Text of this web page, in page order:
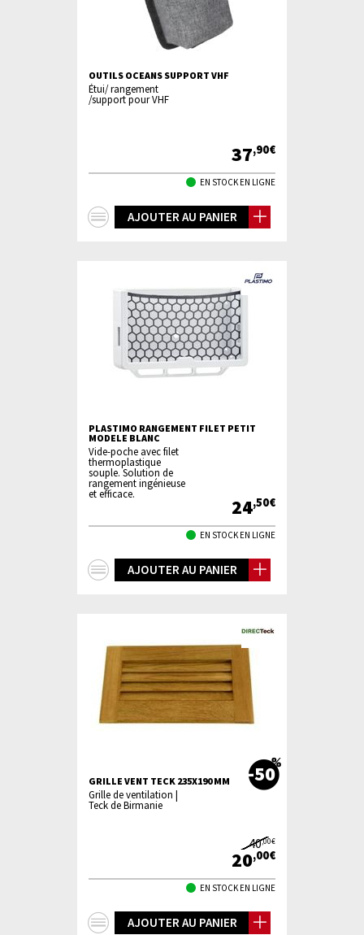
OUTILS OCEANS SUPPORT VHF
Étui/ rangement
/support pour VHF
37,90€
EN STOCK EN LIGNE
AJOUTER AU PANIER
PLASTIMO RANGEMENT FILET PETIT
MODELE BLANC
Vide-poche avec filet
thermoplastique
souple. Solution de
rangement ingénieuse
et efficace.
24,50€
EN STOCK EN LIGNE
AJOUTER AU PANIER
GRILLE VENT TECK 235X190 MM -50
Grille de ventilation |
Teck de Birmanie
40,00€
20,00€
EN STOCK EN LIGNE
AJOUTER AU PANIER